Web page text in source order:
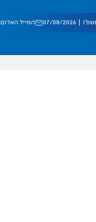
08/2026 המייל האדום